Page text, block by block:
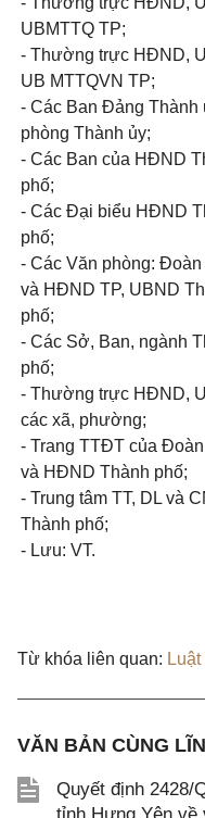
UBMTTQ TP;
- Thường trực HĐND,
UB MTTQVN TP;
- Các Ban Đảng Thành
phòng Thành ủy;
- Các Ban của HĐND
phố;
- Các Đại biểu HĐND
phố;
- Các Văn phòng:
và HĐND TP, UBND
phố;
- Các Sở, Ban, ngành
phố;
- Thường trực HĐND,
các xã, phường;
- Trang TTĐT của
và HĐND Thành phố;
- Trung tâm TT, DL và
Thành phố;
- Lưu: VT.
Từ khóa liên quan:
VĂN BẢN CÙNG
Quyết định 2428/